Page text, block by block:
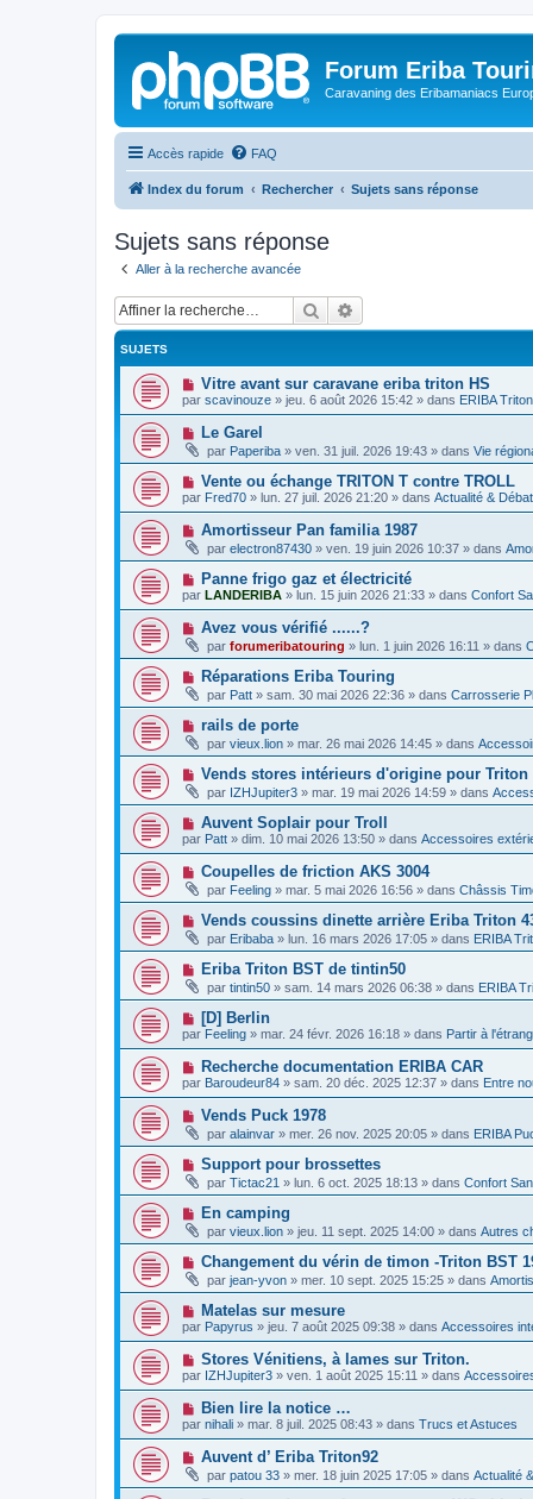
Forum Eriba
Caravaning des Eribamaniacs
Accès rapide FAQ
Index du forum Rechercher Sujets sans réponse
Sujets sans réponse
Aller à la recherche avancée
Rechercher
SUJETS
N
o
u
v
e
a
u
m
e
s
a
g
e
Vitre avant sur caravane eriba triton HS
par scavinouze » jeu. 6 août 2026 15:42 » dans ERIBA Triton
N
u
v
a
u
m
e
s
s
a
g
e
Le Garel
par Paperiba » ven. 31 juil. 2026 19:43 » dans Vie
N
o
u
e
a
u
m
e
s
a
g
e
Vente ou échange TRITON T contre TROLL
par Fred70 » lun. 27 juil. 2026 21:20 » dans Actualité &
N
u
v
e
a
u
m
e
s
s
a
g
e
Amortisseur Pan familia 1987
par electron87430 » ven. 19 juin 2026 10:37 » dans
N
o
u
e
a
u
m
e
s
a
g
e
Panne frigo gaz et électricité
par LANDERIBA » lun. 15 juin 2026 21:33 » dans Confort
N
u
v
e
a
u
m
e
s
s
g
e
Avez vous vérifié ......?
par forumeribatouring » lun. 1 juin 2026 16:11 » dans
N
u
e
a
u
m
e
s
a
g
e
Réparations Eriba Touring
par Patt » sam. 30 mai 2026 22:36 » dans Carrosserie
N
u
v
a
u
m
e
s
s
a
g
e
rails de porte
par vieux.lion » mar. 26 mai 2026 14:45 » dans
N
u
e
a
u
m
e
s
s
g
e
Vends stores intérieurs d'origine pour Triton
par IZHJupiter3 » mar. 19 mai 2026 14:59 » dans
N
o
u
e
a
u
m
e
s
s
a
g
e
Auvent Soplair pour Troll
par Patt » dim. 10 mai 2026 13:50 » dans Accessoires
N
u
v
a
u
m
e
s
s
a
g
e
Coupelles de friction AKS 3004
par Feeling » mar. 5 mai 2026 16:56 » dans Châssis
N
u
v
e
a
u
m
e
s
s
a
g
e
Vends coussins dinette arrière Eriba Triton
par Eribaba » lun. 16 mars 2026 17:05 » dans ERIBA
N
u
v
a
u
m
e
s
s
g
e
Eriba Triton BST de tintin50
par tintin50 » sam. 14 mars 2026 06:38 » dans ERIBA
N
o
u
v
e
a
u
m
e
s
s
a
g
e
[D] Berlin
par Feeling » mar. 24 févr. 2026 16:18 » dans Partir à
N
o
u
v
a
u
m
e
s
s
a
g
e
Recherche documentation ERIBA CAR
par Baroudeur84 » sam. 20 déc. 2025 12:37 » dans Entre
N
u
v
e
a
u
m
e
s
s
a
g
e
Vends Puck 1978
par alainvar » mer. 26 nov. 2025 20:05 » dans ERIBA
N
u
v
e
a
u
m
e
s
s
a
g
e
Support pour brossettes
par Tictac21 » lun. 6 oct. 2025 18:13 » dans Confort
N
u
e
a
u
m
e
s
s
a
g
e
En camping
par vieux.lion » jeu. 11 sept. 2025 14:00 » dans Autres
N
u
v
e
a
u
m
e
s
s
a
g
e
Changement du vérin de timon -Triton BST
par jean-yvon » mer. 10 sept. 2025 15:25 » dans
N
o
u
v
e
a
u
m
e
s
a
g
e
Matelas sur mesure
par Papyrus » jeu. 7 août 2025 09:38 » dans Accessoires
N
o
u
v
e
a
u
m
e
s
Stores Vénitiens, à lames sur Triton.
par IZHJupiter3 » ven. 1 août 2025 15:11 » dans
N
o
u
e
a
u
Bien lire la notice …
par nihali » mar. 8 juil. 2025 08:43 » dans Trucs et Astuces
N
u
Auvent d’ Eriba Triton92
par patou 33 » mer. 18 juin 2025 17:05 » dans Actualité